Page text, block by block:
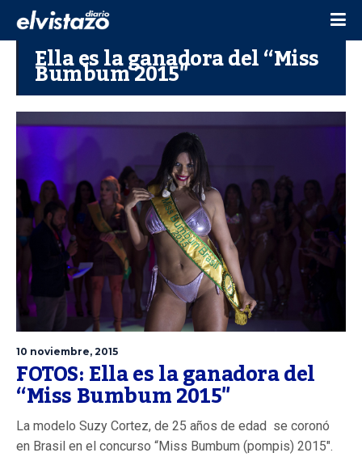
Ella es la ganadora del “Miss
Bumbum 2015″
10 noviembre, 2015
FOTOS: Ella es la ganadora del
“Miss Bumbum 2015″
La modelo Suzy Cortez, de 25 años de edad se coronó
en Brasil en el concurso “Miss Bumbum (pompis) 2015″.